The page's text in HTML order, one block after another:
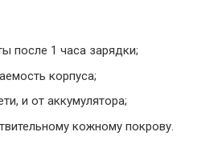
после 1 часа зарядки;
корпуса;
и от аккумулятора;
кожному покрову.